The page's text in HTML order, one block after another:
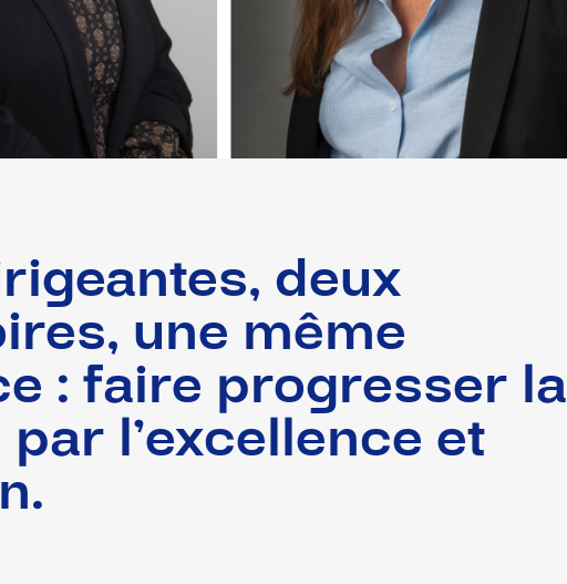
deux
une même
: faire progresser la
l’excellence et